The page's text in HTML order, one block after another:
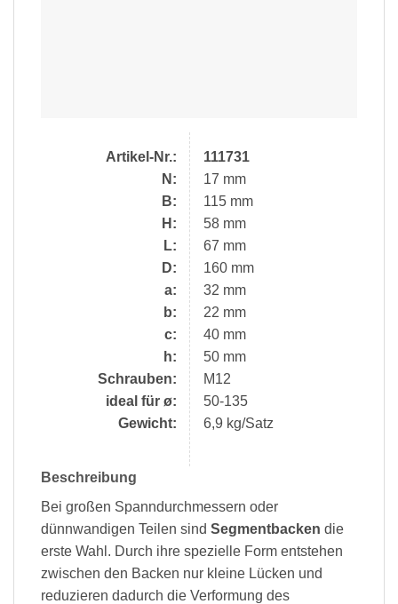
Artikel-Nr.:
N:
B:
H:
L:
D:
a:
b:
c:
h:
Schrauben:
ideal für ø:
Gewicht:
111731
17 mm
115 mm
58 mm
67 mm
160 mm
32 mm
22 mm
40 mm
50 mm
M12
50-135
6,9 kg/Satz
Beschreibung
Bei großen Spanndurchmessern oder
dünnwandigen Teilen sind Segmentbacken die
erste Wahl. Durch ihre spezielle Form entstehen
zwischen den Backen nur kleine Lücken und
reduzieren dadurch die Verformung des